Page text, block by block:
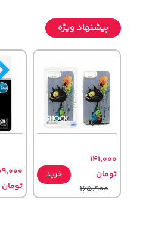
پیشنهاد ویژه
141,000
تومان
165,900
خرید
تومان